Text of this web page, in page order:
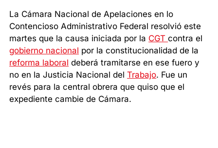
La Cámara Nacional de Apelaciones en lo
Contencioso Administrativo Federal resolvió este
martes que la causa iniciada por la CGTcontra el
gobierno nacional por la constitucionalidad de la
reforma laboral deberá tramitarse en ese fuero y
no en la Justicia Nacional delTrabajo. Fue un
revés para la central obrera que quiso que el
expediente cambie de Cámara.